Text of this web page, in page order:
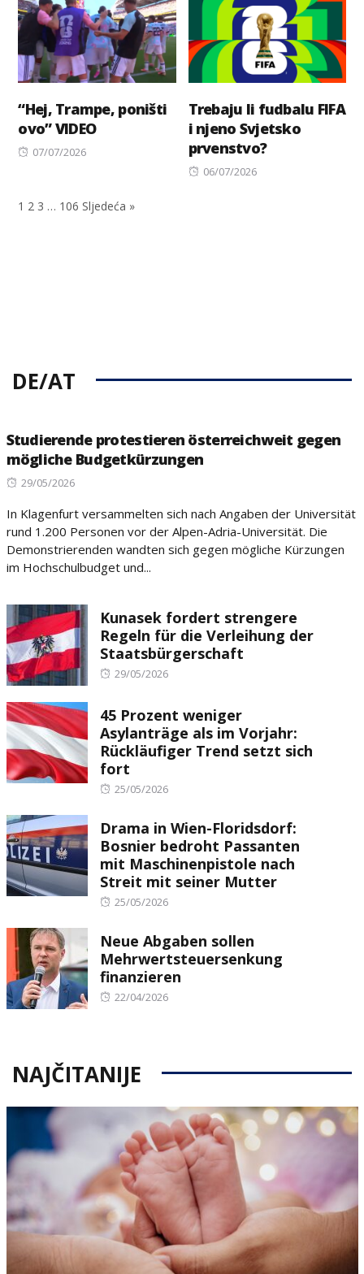
“Hej, Trampe, poništi
ovo” VIDEO
Posted
07/07/2026
Trebaju li fudbalu FIFA
i njeno Svjetsko
prvenstvo?
Posted
06/07/2026
1 2 3 … 106 Sljedeća »
DE/AT
Studierende protestieren österreichweit gegen
mögliche Budgetkürzungen
Posted
29/05/2026
In Klagenfurt versammelten sich nach Angaben der Universität
rund 1.200 Personen vor der Alpen-Adria-Universität. Die
Demonstrierenden wandten sich gegen mögliche Kürzungen
im Hochschulbudget und...
Kunasek fordert strengere
Regeln für die Verleihung der
Staatsbürgerschaft
Posted
29/05/2026
45 Prozent weniger
Asylanträge als im Vorjahr:
Rückläufiger Trend setzt sich
fort
Posted
25/05/2026
Drama in Wien-Floridsdorf:
Bosnier bedroht Passanten
mit Maschinenpistole nach
Streit mit seiner Mutter
Posted
25/05/2026
Neue Abgaben sollen
Mehrwertsteuersenkung
finanzieren
Posted
22/04/2026
NAJČITANIJE